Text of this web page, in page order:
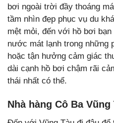
bơi ngoài trời đầy thoáng
tầm nhìn đẹp phục vụ du
mệt mỏi, đến với hồ bơi
nước mát lạnh trong những
hoặc tận hưởng cảm giác
dài cạnh hồ bơi chậm rãi
thái nhất có thể.
Nhà hàng Cô Ba Vũng